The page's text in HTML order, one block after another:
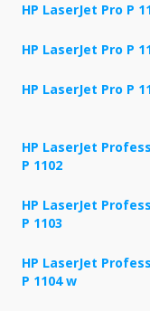
HP LaserJet Pro P
HP LaserJet Pro P
HP LaserJet Pro P
HP LaserJet
P 1102
HP LaserJet
P 1103
HP LaserJet
P 1104 w